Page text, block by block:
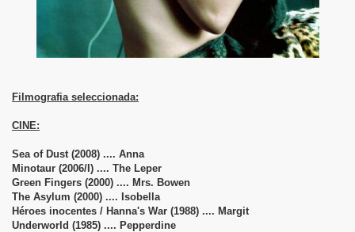
Filmografia seleccionada:
CINE:
Sea of Dust (2008) .... Anna
Minotaur (2006/I) .... The Leper
Green Fingers (2000) .... Mrs. Bowen
The Asylum (2000) .... Isobella
Héroes inocentes / Hanna's War (1988) .... Margit
Underworld (1985) .... Pepperdine